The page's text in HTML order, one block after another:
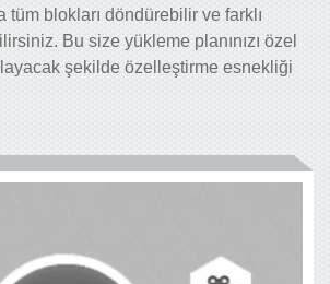
tüm blokları döndürebilir ve farklı
Bu size yükleme planınızı özel
şekilde özelleştirme esnekliği